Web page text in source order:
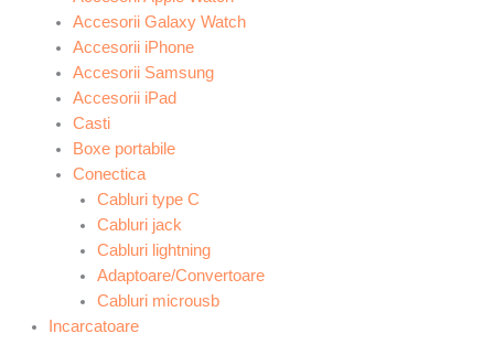
Accesorii Galaxy Watch
Accesorii iPhone
Accesorii Samsung
Accesorii iPad
Casti
Boxe portabile
Conectica
Cabluri type C
Cabluri jack
Cabluri lightning
Adaptoare/Convertoare
Cabluri microusb
Incarcatoare